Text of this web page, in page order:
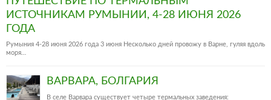
ИСТОЧНИКАМ РУМЫНИИ, 4-28 ИЮНЯ 2026
ГОДА
Румыния 4-28 июня 2026 года 3 июня Несколько дней провожу в Варне, гуляя вдоль
моря…
ВАРВАРА, БОЛГАРИЯ
В селе Варвара существует четыре термальных заведения: